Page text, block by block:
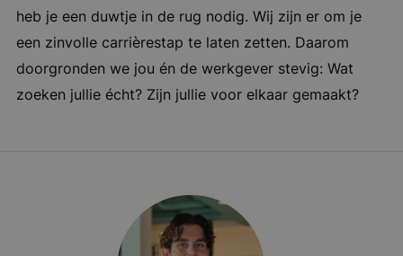
heb je een duwtje in de rug nodig. Wij zijn er om je
een zinvolle carrièrestap te laten zetten. Daarom
doorgronden we jou én de werkgever stevig: Wat
zoeken jullie écht? Zijn jullie voor elkaar gemaakt?